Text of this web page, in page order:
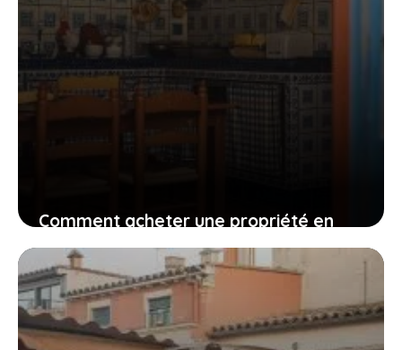
Comment acheter une propriété en
Espagne pour y vivre à l’année ?
22 mai 2023